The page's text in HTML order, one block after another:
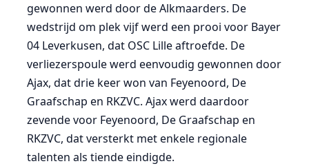
gewonnen werd door de Alkmaarders. De
wedstrijd om plek vijf werd een prooi voor Bayer
04 Leverkusen, dat OSC Lille aftroefde. De
verliezerspoule werd eenvoudig gewonnen door
Ajax, dat drie keer won van Feyenoord, De
Graafschap en RKZVC. Ajax werd daardoor
zevende voor Feyenoord, De Graafschap en
RKZVC, dat versterkt met enkele regionale
talenten als tiende eindigde.